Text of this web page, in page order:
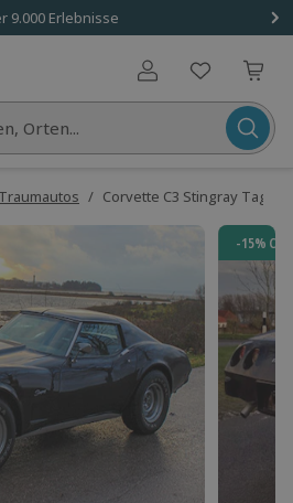
9.000 Erlebnisse
Benutzerkonto
Orten...
Traumautos / Corvette C3 Stingray
-15%